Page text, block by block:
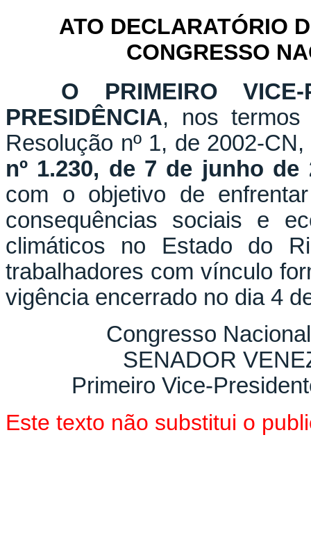
ATO DECLARATÓRIO
CONGRESSO
O PRIMEIRO VICE-
PRESIDÊNCIA, nos
Resolução nº 1, de 2002-
nº 1.230, de 7 de junho de
com o objetivo de
consequências sociais e
climáticos no Estado do
trabalhadores com vínculo
vigência encerrado no dia 4
Congresso
SENADOR
Primeiro Vice-
Este texto não substitui o